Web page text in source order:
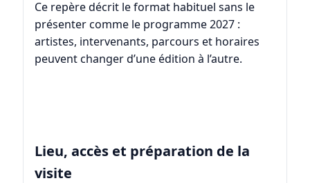
Ce repère décrit le format habituel sans le
présenter comme le programme 2027 :
artistes, intervenants, parcours et horaires
peuvent changer d’une édition à l’autre.
Lieu, accès et préparation de la
visite